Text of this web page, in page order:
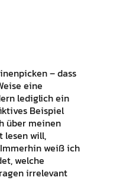
– dass
eine
lediglich ein
Beispiel
über meinen
lesen will,
weiß ich
welche
irrelevant